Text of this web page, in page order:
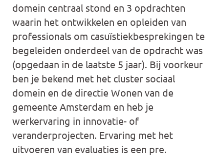
domein centraal stond en 3 opdrachten
waarin het ontwikkelen en opleiden van
professionals om casuïstiekbesprekingen te
begeleiden onderdeel van de opdracht was
(opgedaan in de laatste 5 jaar). Bij voorkeur
ben je bekend met het cluster sociaal
domein en de directie Wonen van de
gemeente Amsterdam en heb je
werkervaring in innovatie- of
veranderprojecten. Ervaring met het
uitvoeren van evaluaties is een pre.